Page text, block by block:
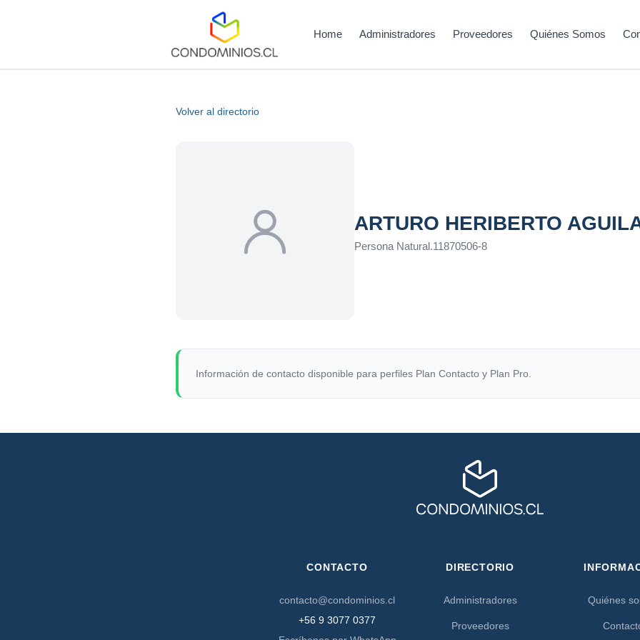
Home Administradores Proveedores Quiénes Somos
Volver al directorio
ARTURO HERIBERTO
Persona Natural.11870506-8
Información de contacto disponible para perfiles Plan Contacto y Plan Pro.
CONTACTO
contacto@condominios.cl
+56 9 3077 0377
DIRECTORIO
Administradores
Proveedores
Quiénes